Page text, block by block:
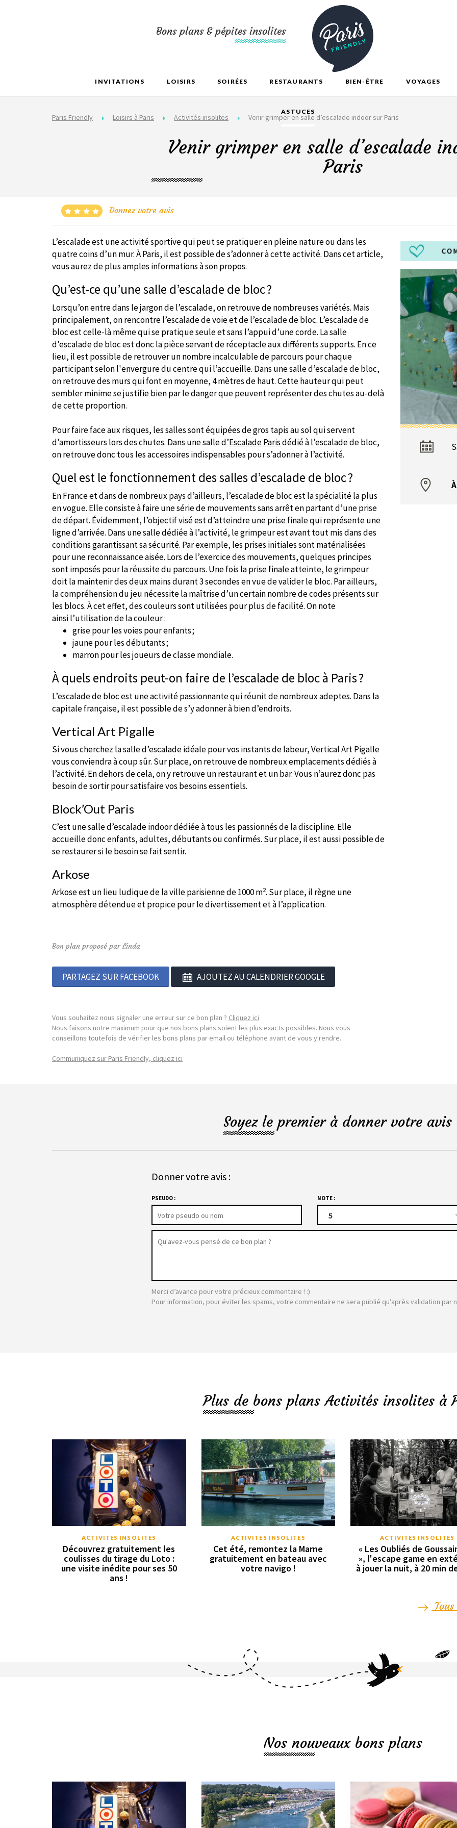
Bons plans & pépites insolites
INVITATIONS LOISIRS SOIRÉES RESTAURANTS BIEN-ÊTRE VOYAGES
ASTUCES
Paris Friendly Loisirs à Paris Activités insolites Venir grimper en salle d’escalade indoor sur Paris
Venir grimper en salle d’escalade
Paris
Donnez votre avis
L’escalade est une activité sportive qui peut se pratiquer en pleine nature ou dans les
quatre coins d’un mur. À Paris, il est possible de s’adonner à cette activité. Dans cet article,
vous aurez de plus amples informations à son propos.
Qu’est-ce qu’une salle d’escalade de bloc ?
Lorsqu’on entre dans le jargon de l’escalade, on retrouve de nombreuses variétés. Mais
principalement, on rencontre l’escalade de voie et de l’escalade de bloc. L’escalade de
bloc est celle-là même qui se pratique seule et sans l’appui d’une corde. La salle
d’escalade de bloc est donc la pièce servant de réceptacle aux différents supports. En ce
lieu, il est possible de retrouver un nombre incalculable de parcours pour chaque
participant selon l'envergure du centre qui l’accueille. Dans une salle d’escalade de bloc,
on retrouve des murs qui font en moyenne, 4 mètres de haut. Cette hauteur qui peut
sembler minime se justifie bien par le danger que peuvent représenter des chutes au-delà
de cette proportion.
Pour faire face aux risques, les salles sont équipées de gros tapis au sol qui servent
d’amortisseurs lors des chutes. Dans une salle d’Escalade Parisdédié à l’escalade de bloc,
on retrouve donc tous les accessoires indispensables pour s’adonner à l’activité.
Quel est le fonctionnement des salles d’escalade de bloc ?
En France et dans de nombreux pays d’ailleurs, l’escalade de bloc est la spécialité la plus
en vogue. Elle consiste à faire une série de mouvements sans arrêt en partant d’une prise
de départ. Évidemment, l’objectif visé est d’atteindre une prise finale qui représente une
ligne d’arrivée. Dans une salle dédiée à l’activité, le grimpeur est avant tout mis dans des
conditions garantissant sa sécurité. Par exemple, les prises initiales sont matérialisées
pour une reconnaissance aisée. Lors de l’exercice des mouvements, quelques principes
sont imposés pour la réussite du parcours. Une fois la prise finale atteinte, le grimpeur
doit la maintenir des deux mains durant 3 secondes en vue de valider le bloc. Par ailleurs,
la compréhension du jeu nécessite la maîtrise d’un certain nombre de codes présents sur
les blocs. À cet effet, des couleurs sont utilisées pour plus de facilité. On note
ainsi l’utilisation de la couleur :
grise pour les voies pour enfants ;
jaune pour les débutants ;
marron pour les joueurs de classe mondiale.
À quels endroits peut-on faire de l’escalade de bloc à Paris ?
L’escalade de bloc est une activité passionnante qui réunit de nombreux adeptes. Dans la
capitale française, il est possible de s’y adonner à bien d’endroits.
Vertical Art Pigalle
Si vous cherchez la salle d’escalade idéale pour vos instants de labeur, Vertical Art Pigalle
vous conviendra à coup sûr. Sur place, on retrouve de nombreux emplacements dédiés à
l’activité. En dehors de cela, on y retrouve un restaurant et un bar. Vous n’aurez donc pas
besoin de sortir pour satisfaire vos besoins essentiels.
Block’Out Paris
C’est une salle d’escalade indoor dédiée à tous les passionnés de la discipline. Elle
accueille donc enfants, adultes, débutants ou confirmés. Sur place, il est aussi possible de
se restaurer si le besoin se fait sentir.
Arkose
Arkose est un lieu ludique de la ville parisienne de 1000 m2. Sur place, il règne une
atmosphère détendue et propice pour le divertissement et à l’application.
Bon plan proposé par Linda
PARTAGEZ SUR FACEBOOK AJOUTEZ AU CALENDRIER GOOGLE
Vous souhaitez nous signaler une erreur sur ce bon plan ? Cliquez ici
Nous faisons notre maximum pour que nos bons plans soient les plus exacts possibles. Nous vous
conseillons toutefois de vérifier les bons plans par email ou téléphone avant de vous y rendre.
Communiquez sur Paris Friendly, cliquez ici
Soyez le premier à donner votre
Donner votre avis :
PSEUDO : NOTE :
5
Merci d’avance pour votre précieux commentaire ! :)
Pour information, pour éviter les spams, votre commentaire ne sera publié qu’après validation par
Plus de bons plans Activités insolites à
ACTIVITÉS INSOLITES
Découvrez gratuitement les
coulisses du tirage du Loto :
une visite inédite pour ses 50
ans !
ACTIVITÉS INSOLITES
Cet été, remontez la Marne
gratuitement en bateau avec
votre navigo !
ACTIVITÉS INSOLITES
« Les Oubliés de
», l'escape game en
à jouer la nuit, à 20 min
Nos nouveaux bons plans